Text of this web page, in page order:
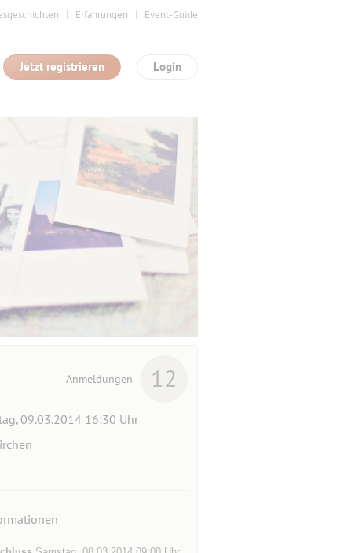
Erfahrungen Event-Guide
Login
Jetzt registrieren
Anmeldungen 12
09.03.2014 16:30 Uhr